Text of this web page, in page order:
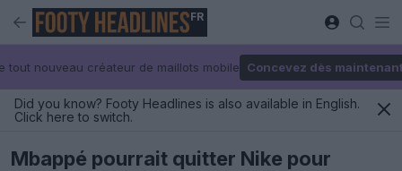
FR
tout nouveau créateur de maillots mobile Concevez dès
Did you know? Footy Headlines is also available in English.
Click here to switch.
Mbappé pourrait quitter Nike pour